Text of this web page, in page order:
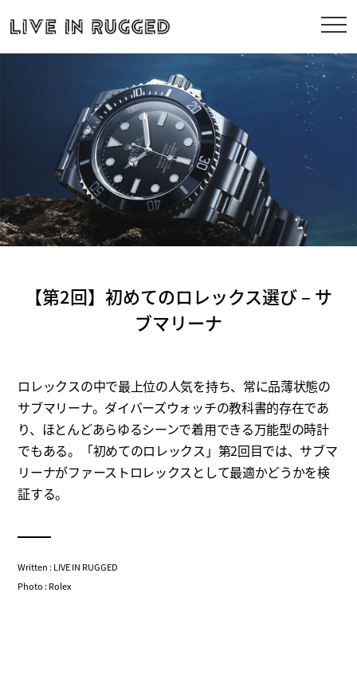
【第2回】初めてのロレックス選び – サ
ブマリーナ
ロレックスの中で最上位の人気を持ち、常に品薄状態の
サブマリーナ。ダイバーズウォッチの教科書的存在であ
り、ほとんどあらゆるシーンで着用できる万能型の時計
でもある。「初めてのロレックス」第2回目では、サブマ
リーナがファーストロレックスとして最適かどうかを検
証する。
Written : LIVE IN RUGGED
Photo : Rolex